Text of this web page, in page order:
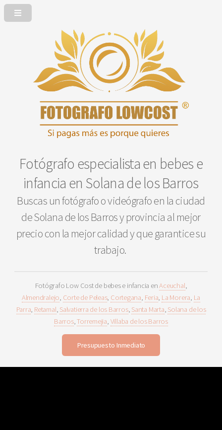
Fotógrafo especialista en bebes e
infancia en Solana de los Barros
Buscas un fotógrafo o videógrafo en la ciudad
de Solana de los Barros y provincia al mejor
precio con la mejor calidad y que garantice su
trabajo.
Fotógrafo Low Cost de bebes e infancia enAceuchal,
Almendralejo, Corte de Peleas, Cortegana, Feria, La Morera, La
Parra, Retamal, Salvatierra de los Barros, Santa Marta, Solana de los
Barros,Torremejia, Villaba de los Barros
Presupuesto Inmediato